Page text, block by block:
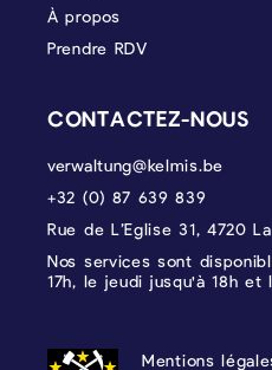
À propos
Prendre RDV
CONTACTEZ-NOUS
verwaltung@kelmis.be
+32 (0) 87 639 839
Rue de L’Eglise 31, 4720
Nos services sont
17h, le jeudi jusqu'à 18h et
PROTECTION DES
Mentions